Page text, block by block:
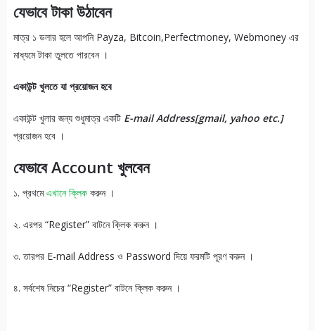
যেভাবে টাকা উঠাবেন
মাত্র ১ ডলার হলে আপনি Payza, Bitcoin,Perfectmoney, Webmoney এর
মাধ্যমে টাকা তুলতে পারবেন ।
একাউন্ট খুলতে যা প্রয়োজন হবে
একাউন্ট খুলার জন্য শুধুমাত্র একটিE-mail Address[gmail, yahoo etc.]
প্রয়োজন হবে ।
যেভাবে Account খুলবেন
১. প্রথমেএখানে ক্লিককরুন ।
২. এরপর “Register” বাটনে ক্লিক করুন ।
৩. তারপর E-mail Address ও Password দিয়ে ফরমটি পূরণ করুন ।
৪. সর্বশেষ নিচের “Register” বাটনে ক্লিক করুন ।